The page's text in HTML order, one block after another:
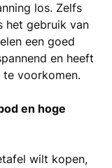
los. Zelfs
het gebruik van
een goed
en heeft
voorkomen.
en hoge
wilt kopen,